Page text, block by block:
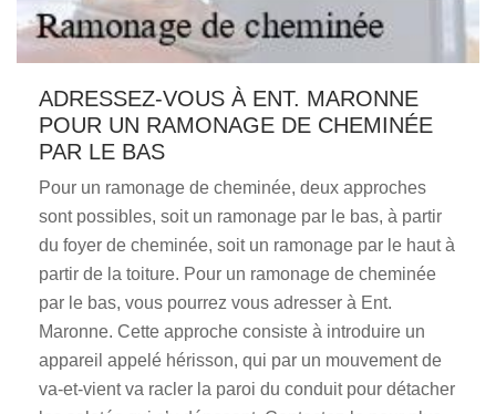
ADRESSEZ-VOUS À ENT. MARONNE
POUR UN RAMONAGE DE CHEMINÉE
PAR LE BAS
Pour un ramonage de cheminée, deux approches
sont possibles, soit un ramonage par le bas, à partir
du foyer de cheminée, soit un ramonage par le haut à
partir de la toiture. Pour un ramonage de cheminée
par le bas, vous pourrez vous adresser à Ent.
Maronne. Cette approche consiste à introduire un
appareil appelé hérisson, qui par un mouvement de
va-et-vient va racler la paroi du conduit pour détacher